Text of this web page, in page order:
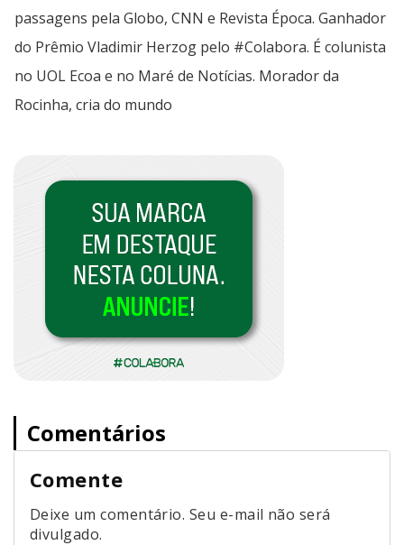
passagens pela Globo, CNN e Revista Época. Ganhador
do Prêmio Vladimir Herzog pelo #Colabora. É colunista
no UOL Ecoa e no Maré de Notícias. Morador da
Rocinha, cria do mundo
Comentários
Comente
Deixe um comentário. Seu e-mail não será
divulgado.